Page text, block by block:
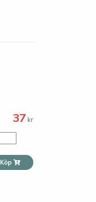
37 kr
Köp